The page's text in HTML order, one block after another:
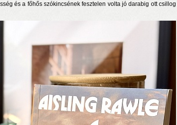
a Mai Manó Házban
és a főhős szókincsének fesztelen volta jó darabig ott csillog